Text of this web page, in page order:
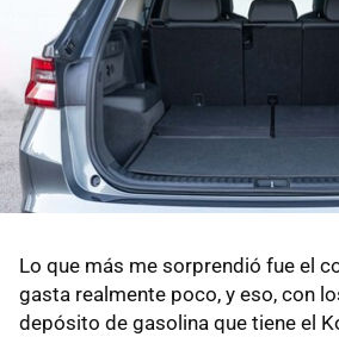
Lo que más me sorprendió fue el
gasta realmente poco, y eso, con
depósito de gasolina que tiene el